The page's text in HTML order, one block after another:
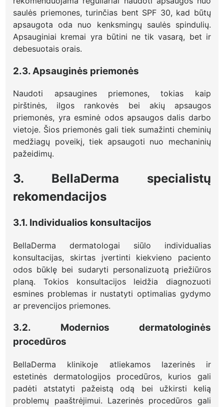
saulės priemones, turinčias bent SPF 30, kad būtų
apsaugota oda nuo kenksmingų saulės spindulių.
Apsauginiai kremai yra būtini ne tik vasarą, bet ir
debesuotais orais.
2.3. Apsauginės priemonės
Naudoti apsaugines priemones, tokias kaip
pirštinės, ilgos rankovės bei akių apsaugos
priemonės, yra esminė odos apsaugos dalis darbo
vietoje. Šios priemonės gali tiek sumažinti cheminių
medžiagų poveikį, tiek apsaugoti nuo mechaninių
pažeidimų.
3. BellaDerma specialistų
rekomendacijos
3.1. Individualios konsultacijos
BellaDerma dermatologai siūlo individualias
konsultacijas, skirtas įvertinti kiekvieno paciento
odos būklę bei sudaryti personalizuotą priežiūros
planą. Tokios konsultacijos leidžia diagnozuoti
esmines problemas ir nustatyti optimalias gydymo
ar prevencijos priemones.
3.2. Modernios dermatologinės
procedūros
BellaDerma klinikoje atliekamos lazerinės ir
estetinės dermatologijos procedūros, kurios gali
padėti atstatyti pažeistą odą bei užkirsti kelią
problemų paaštrėjimui. Lazerinės procedūros gali